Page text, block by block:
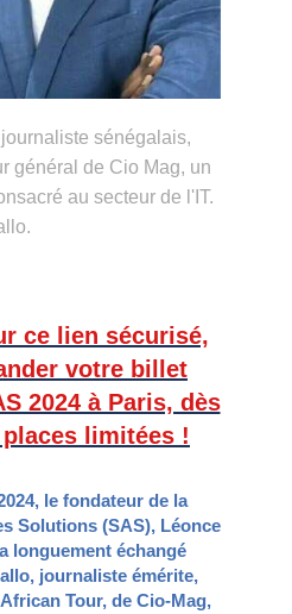
sénégalais,
général de Cio Mag, un
au secteur de l'IT.
ce lien sécurisé,
votre billet
2024 à Paris, dès
limitées !
le fondateur de la
Solutions (SAS), Léonce
longuement échangé
journaliste émérite,
Tour, de Cio-Mag,